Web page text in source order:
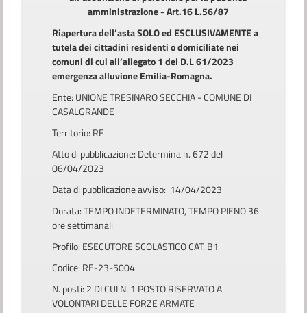
amministrazione - Art.16 L.56/87
Riapertura dell’asta SOLO ed ESCLUSIVAMENTE a
tutela dei cittadini residenti o domiciliate nei
comuni di cui all’allegato 1 del D.L 61/2023
emergenza alluvione Emilia-Romagna.
Ente: UNIONE TRESINARO SECCHIA - COMUNE DI
CASALGRANDE
Territorio: RE
Atto di pubblicazione: Determina n. 672 del
06/04/2023
Data di pubblicazione avviso: 14/04/2023
Durata: TEMPO INDETERMINATO, TEMPO PIENO 36
ore settimanali
Profilo: ESECUTORE SCOLASTICO CAT. B1
Codice: RE-23-5004
N. posti: 2 DI CUI N. 1 POSTO RISERVATO A
VOLONTARI DELLE FORZE ARMATE